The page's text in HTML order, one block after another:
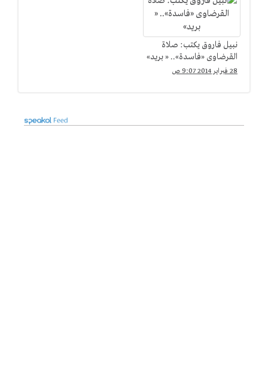
نبيل فاروق يكتب: صلاة
القرضاوى «فاسدة».. « بريد»
28 فبراير 2014 9:07 ص